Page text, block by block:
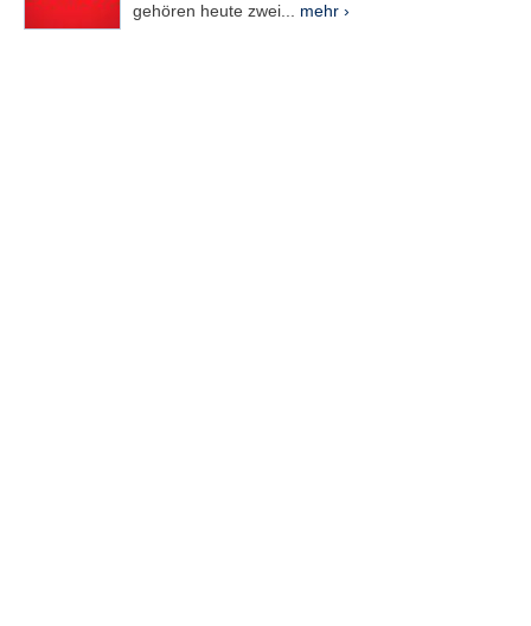
gehören heute zwei... mehr ›